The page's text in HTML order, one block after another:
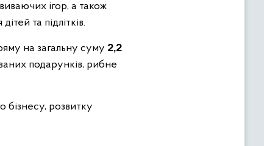
ігор, а також
та підлітків.
на загальну суму 2,2
подарунків, рибне
бізнесу, розвитку